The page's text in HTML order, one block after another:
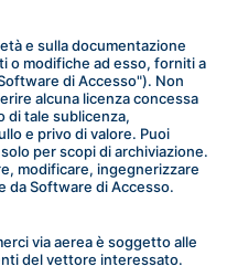
e sulla documentazione
o modifiche ad esso, forniti a
di Accesso"). Non
alcuna licenza concessa
di tale sublicenza,
e privo di valore. Puoi
per scopi di archiviazione.
modificare, ingegnerizzare
da Software di Accesso.
via aerea è soggetto alle
del vettore interessato.